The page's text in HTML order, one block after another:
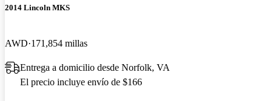
2014 Lincoln MKS
AWD 171,854 millas
Entrega a domicilio desde Norfolk, VA
El precio incluye envío de $166